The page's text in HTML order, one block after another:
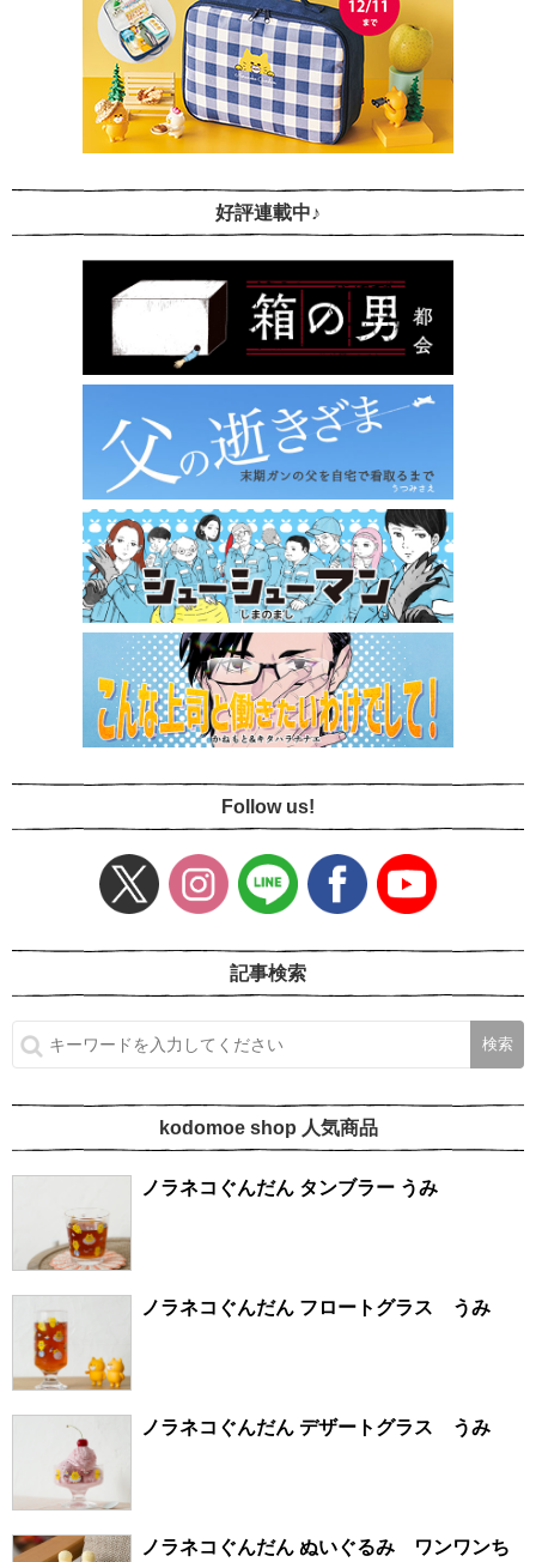
好評連載中♪
Follow us!
記事検索
kodomoe shop 人気商品
ノラネコぐんだん タンブラー うみ
ノラネコぐんだん フロートグラス うみ
ノラネコぐんだん デザートグラス うみ
ノラネコぐんだん ぬいぐるみ ワンワンち